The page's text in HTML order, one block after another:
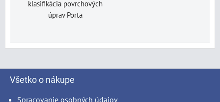
klasifikácia povrchových
úprav Porta
Všetko o nákupe
Spracovanie osobných údajov